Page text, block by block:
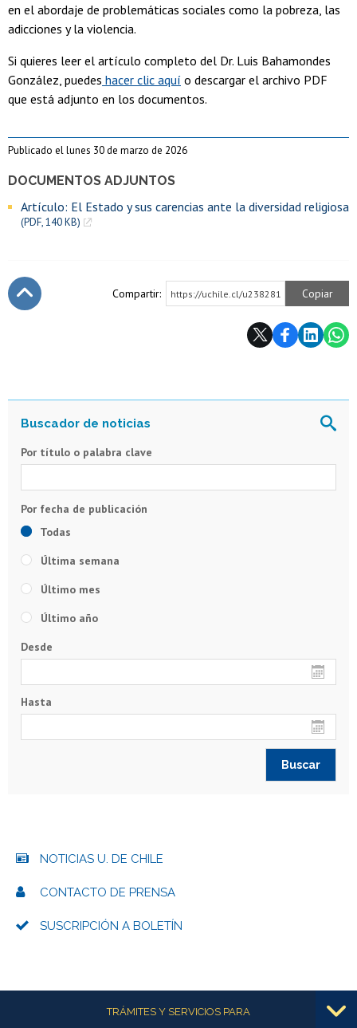
DOCUMENTOS ADJUNTOS
Artículo: El Estado y sus carencias ante la diversidad religiosa
(PDF, 140 KB)
en el abordaje de problemáticas sociales como la pobreza, las
adicciones y la violencia.
Si quieres leer el artículo completo del Dr. Luis Bahamondes
González, puedes hacer clic aquí o descargar el archivo PDF
que está adjunto en los documentos.
Publicado el lunes 30 de marzo de 2026
Compartir: https://uchile.cl/u238281 Copiar
Por título o palabra clave
Todas
Última semana
Último mes
Último año
Desde
Hasta
NOTICIAS U. DE CHILE
CONTACTO DE PRENSA
SUSCRIPCIÓN A BOLETÍN
Más informaciónTRÁMITES Y SERVICIOS PARA